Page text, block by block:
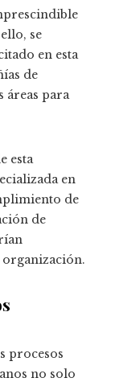
se
en esta
de
áreas para
esta
en
de
de
procesos
no solo